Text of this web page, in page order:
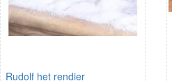
Rudolf het rendier